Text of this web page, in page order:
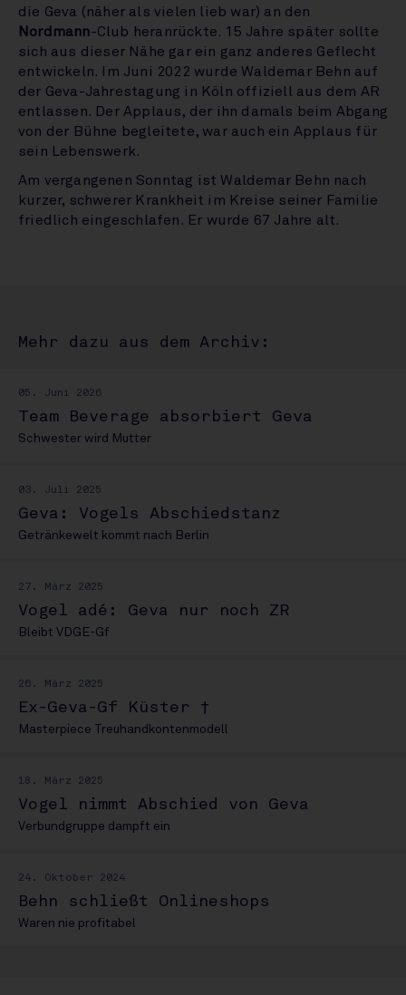
die Geva (näher als vielen lieb war) an den
Nordmann-Club heranrückte. 15 Jahre später sollte
sich aus dieser Nähe gar ein ganz anderes Geflecht
entwickeln. Im Juni 2022 wurde Waldemar Behn auf
der Geva-Jahrestagung in Köln offiziell aus dem AR
entlassen. Der Applaus, der ihn damals beim Abgang
von der Bühne begleitete, war auch ein Applaus für
sein Lebenswerk.
Am vergangenen Sonntag ist Waldemar Behn nach
kurzer, schwerer Krankheit im Kreise seiner Familie
friedlich eingeschlafen. Er wurde 67 Jahre alt.
Mehr dazu aus dem Archiv:
05. Juni 2026
Team Beverage absorbiert Geva
Schwester wird Mutter
03. Juli 2025
Geva: Vogels Abschiedstanz
Getränkewelt kommt nach Berlin
27. März 2025
Vogel adé: Geva nur noch ZR
Bleibt VDGE-Gf
26. März 2025
Ex-Geva-Gf Küster †
Masterpiece Treuhandkontenmodell
18. März 2025
Vogel nimmt Abschied von Geva
Verbundgruppe dampft ein
24. Oktober 2024
Behn schließt Onlineshops
Waren nie profitabel